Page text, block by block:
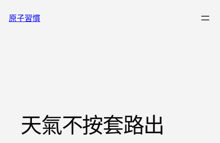
至原子習慣
天氣不按套路出